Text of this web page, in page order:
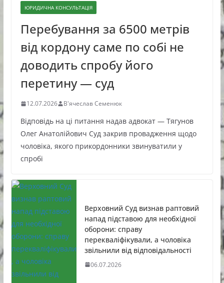
ЮРИДИЧНА КОНСУЛЬТАЦІЯ
Перебування за 6500 метрів
від кордону саме по собі не
доводить спробу його
перетину — суд
12.07.2026 В'ячеслав Семенюк
Відповідь на ці питання надав адвокат — Тягунов
Олег Анатолійович Суд закрив провадження щодо
чоловіка, якого прикордонники звинуватили у
спробі
Верховний Суд визнав раптовий
напад підставою для необхідної
оборони: справу
перекваліфікували, а чоловіка
звільнили від відповідальності
06.07.2026